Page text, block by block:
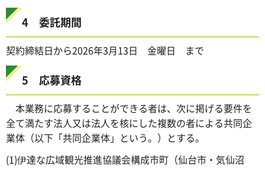
4 委託期間
契約締結日から2026年3月13日 金曜日 まで
5 応募資格
本業務に応募することができる者は、次に掲げる要件を
全て満たす法人又は法人を核にした複数の者による共同企
業体（以下「共同企業体」という。）とする。
(1)伊達な広域観光推進協議会構成市町（仙台市・気仙沼